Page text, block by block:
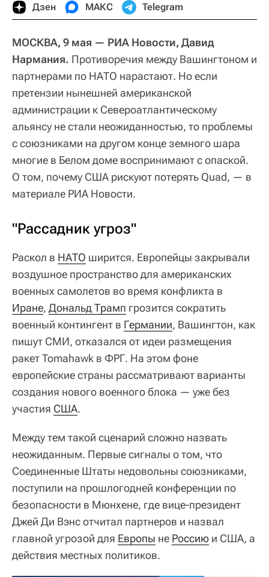
Дзен МАКС Telegram
МОСКВА, 9 мая — РИА Новости, Давид
Нармания. Противоречия между Вашингтоном и
партнерами по НАТО нарастают. Но если
претензии нынешней американской
администрации к Североатлантическому
альянсу не стали неожиданностью, то проблемы
с союзниками на другом конце земного шара
многие в Белом доме воспринимают с опаской.
О том, почему США рискуют потерять Quad, — в
материале РИА Новости.
"Рассадник угроз"
Раскол в НАТО ширится. Европейцы закрывали
воздушное пространство для американских
военных самолетов во время конфликта в
Иране, Дональд Трамп грозится сократить
военный контингент в Германии, Вашингтон, как
пишут СМИ, отказался от идеи размещения
ракет Tomahawk в ФРГ. На этом фоне
европейские страны рассматривают варианты
создания нового военного блока — уже без
участия США.
Между тем такой сценарий сложно назвать
неожиданным. Первые сигналы о том, что
Соединенные Штаты недовольны союзниками,
поступили на прошлогодней конференции по
безопасности в Мюнхене, где вице-президент
Джей Ди Вэнс отчитал партнеров и назвал
главной угрозой для Европы не Россию и США, а
действия местных политиков.